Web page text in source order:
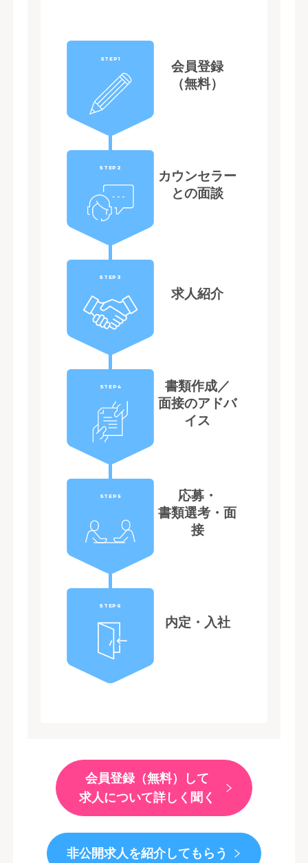
STEP1
会員登録
（無料）
STEP2
カウンセラー
との面談
STEP3
求人紹介
STEP4
書類作成／
面接のアドバ
イス
STEP5
応募・
書類選考・面
接
STEP6
内定・入社
会員登録（無料）して
求人について詳しく聞く
非公開求人を紹介してもらう